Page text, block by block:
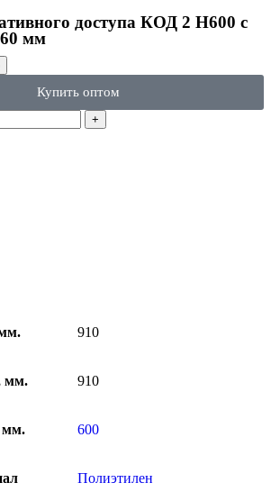
доступа КОД 2 H600 с
мм
Купить оптом
910
мм. 910
мм. 600
Полиэтилен